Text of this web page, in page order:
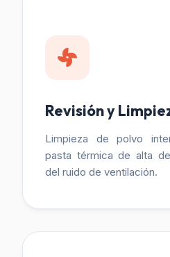
Revisión y
Limpieza de polvo
pasta térmica de alta
del ruido de ventilación.